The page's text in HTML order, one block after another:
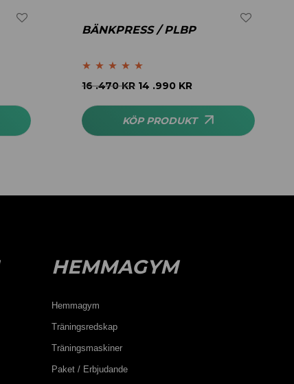
BÄNKPRESS / PLBP
Betygsatt5.00
16 .470KR 14 .990 KR
KÖP PRODUKT
HEMMAGYM
Hemmagym
Träningsredskap
Träningsmaskiner
Paket / Erbjudande